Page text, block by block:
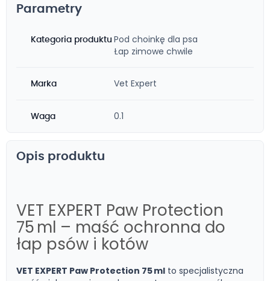
Parametry
Kategoria produktu Pod choinkę dla psa
Łap zimowe chwile
Marka Vet Expert
Waga 0.1
Opis produktu
VET EXPERT Paw Protection
75 ml – maść ochronna do
łap psów i kotów
VET EXPERT Paw Protection 75 ml to specjalistyczna